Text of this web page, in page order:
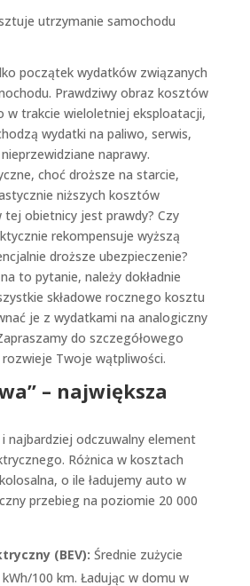
początek wydatków związanych
Prawdziwy obraz kosztów
w trakcie wieloletniej eksploatacji,
wydatki na paliwo, serwis,
naprawy.
choć droższe na starcie,
niższych kosztów
tej obietnicy jest prawdy? Czy
rekompensuje wyższą
droższe ubezpieczenie?
to pytanie, należy dokładnie
składowe rocznego kosztu
je z wydatkami na analogiczny
do szczegółowego
Twoje wątpliwości.
– największa
najbardziej odczuwalny element
Różnica w kosztach
o ile ładujemy auto w
przebieg na poziomie 20 000
(BEV): Średnie zużycie
100 km. Ładując w domu w